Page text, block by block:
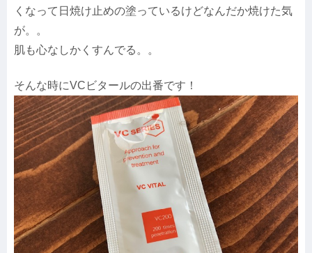
くなって日焼け止めの塗っているけどなんだか焼けた気
が。。
肌も心なしかくすんでる。。
そんな時にVCビタールの出番です！